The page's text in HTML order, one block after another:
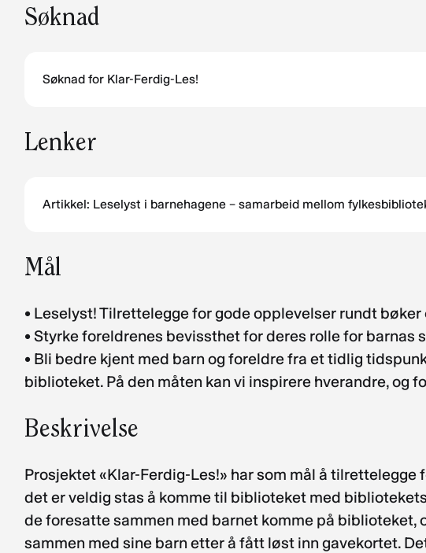
Søknad
Søknad for Klar-Ferdig-Les!
Lenker
Artikkel: Leselyst i barnehagene – samarbeid mellom
Mål
• Leselyst! Tilrettelegge for gode opplevelser rundt
• Styrke foreldrenes bevissthet for deres rolle for barnas
• Bli bedre kjent med barn og foreldre fra et tidlig
biblioteket. På den måten kan vi inspirere hverandre, og
Beskrivelse
Prosjektet «Klar-Ferdig-Les!» har som mål å
det er veldig stas å komme til biblioteket med
de foresatte sammen med barnet komme på
sammen med sine barn etter å fått løst inn gavekortet.